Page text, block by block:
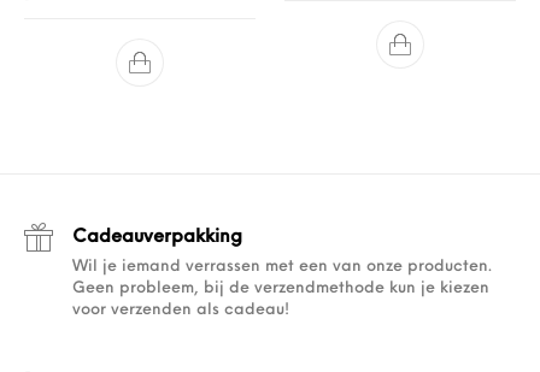
Cadeauverpakking
Wil je iemand verrassen met een van onze producten.
Geen probleem, bij de verzendmethode kun je kiezen
voor verzenden als cadeau!